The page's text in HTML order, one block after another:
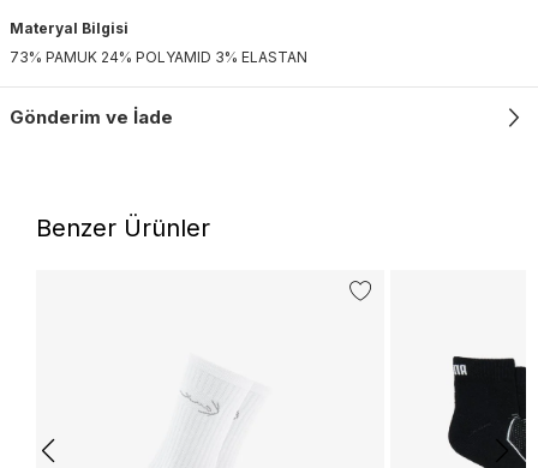
Materyal Bilgisi
73% PAMUK 24% POLYAMID 3% ELASTAN
Gönderim ve İade
Benzer Ürünler